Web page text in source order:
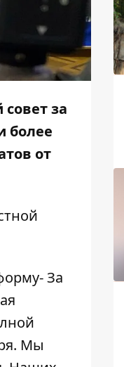
за
более
от
За
Мы